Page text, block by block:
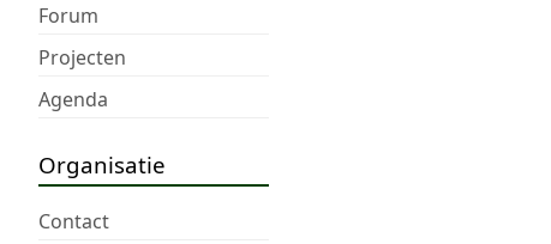
Forum
Projecten
Agenda
Organisatie
Contact